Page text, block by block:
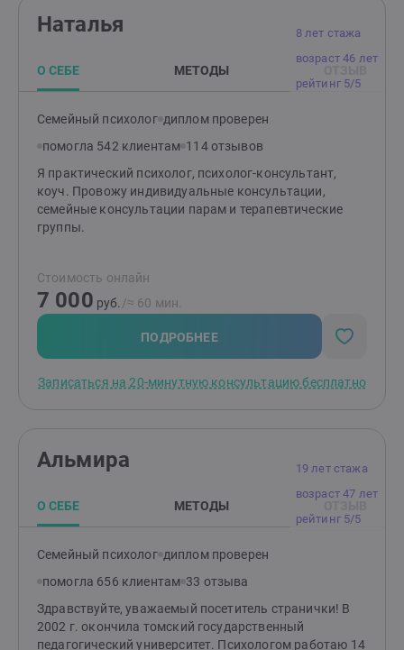
уточняющие вопросы. Мы совместно формулируем
запрос и желаемые результаты нашей работы. Буду
8 лет стажа
возраст 46 лет
рейтинг 5/5
Наталья
О СЕБЕ МЕТОДЫ
Семейный психолог диплом проверен
помогла 542 клиентам 114 отзывов
Я практический психолог, психолог-консультант,
коуч. Провожу индивидуальные консультации,
семейные консультации парам и терапевтические
группы.
Стоимость онлайн
7 000 руб. /≈ 60 мин.
ПОДРОБНЕЕ
Записаться на 20-минутную консультацию бесплатно
19 лет стажа
возраст 47 лет
рейтинг 5/5
Альмира
О СЕБЕ МЕТОДЫ
Семейный психолог диплом проверен
помогла 656 клиентам 33 отзыва
Здравствуйте, уважаемый посетитель странички! В
2002 г. окончила томский государственный
педагогический университет. Психологом работаю 14